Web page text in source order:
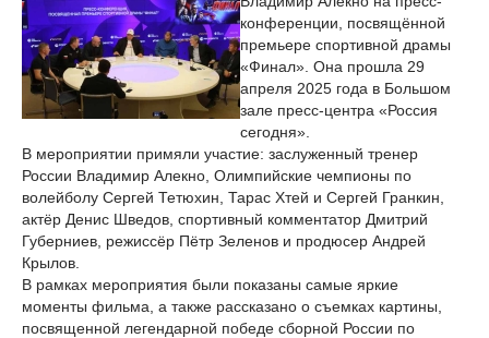
конференции, посвящённой
премьере спортивной драмы
«Финал». Она прошла 29
апреля 2025 года в Большом
зале пресс-центра «Россия
сегодня».
В мероприятии примяли участие: заслуженный тренер
России Владимир Алекно, Олимпийские чемпионы по
волейболу Сергей Тетюхин, Тарас Хтей и Сергей Гранкин,
актёр Денис Шведов, спортивный комментатор Дмитрий
Губерниев, режиссёр Пётр Зеленов и продюсер Андрей
Крылов.
В рамках мероприятия были показаны самые яркие
моменты фильма, а также рассказано о съемках картины,
посвященной легендарной победе сборной России по